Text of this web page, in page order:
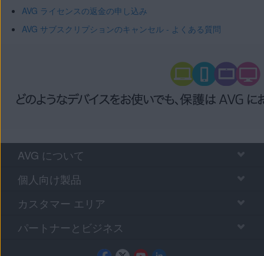
AVG ライセンスの返金の申し込み
AVG サブスクリプションのキャンセル - よくある質問
AVG について
個人向け製品
カスタマー エリア
パートナーとビジネス